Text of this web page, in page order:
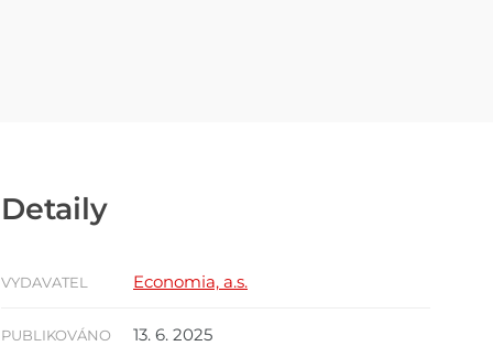
Detaily
VYDAVATEL Economia, a.s.
PUBLIKOVÁNO 13. 6. 2025